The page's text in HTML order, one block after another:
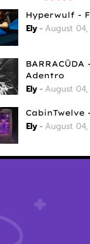
Hyperwulf -
Ely August
BARRACÜDA
Adentro
Ely August
CabinTwelve
Ely August